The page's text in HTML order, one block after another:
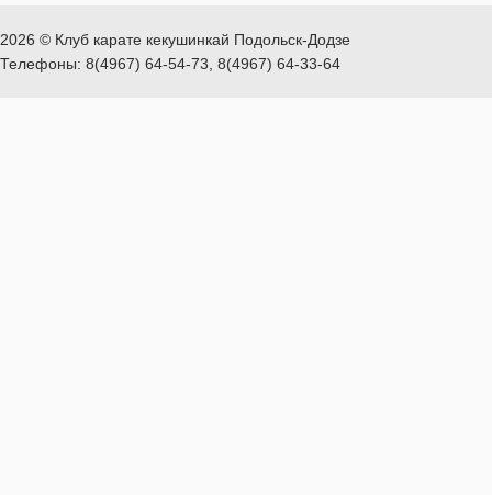
2026 © Клуб карате кекушинкай Подольск-Додзе
Телефоны: 8(4967) 64-54-73, 8(4967) 64-33-64